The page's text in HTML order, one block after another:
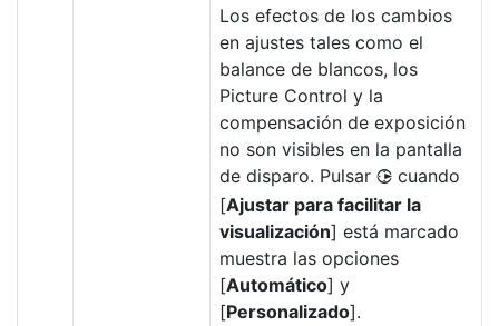
Los efectos de los cambios
en ajustes tales como el
balance de blancos, los
Picture Control y la
compensación de exposición
no son visibles en la pantalla
de disparo. Pulsar 2 cuando
[Ajustar para facilitar la
visualización] está marcado
muestra las opciones
[Automático] y
[Personalizado].